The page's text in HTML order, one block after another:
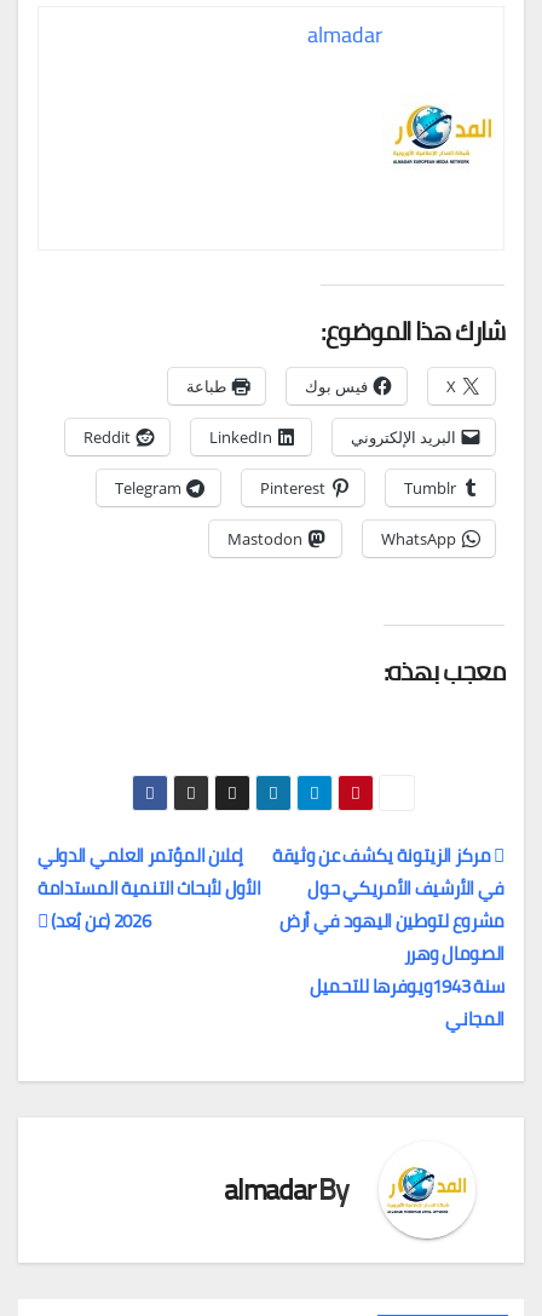
almadar
شارك هذا الموضوع:
X فيس بوك طباعة
البريد الإلكتروني LinkedIn
Reddit
Tumblr
Pinterest
Telegram
WhatsApp
Mastodon
معجب بهذه:
تصفّح
المقالات
إعلان المؤتمر العلمي الدولي
الأول لأبحاث التنمية المستدامة
2026 (عن بُعد)
مركز الزيتونة يكشف عن وثيقة
في الأرشيف الأمريكي حول
مشروع لتوطين اليهود في أرض
الصومال وهرر
سنة 1943ويوفرها للتحميل
المجاني
By
almadar